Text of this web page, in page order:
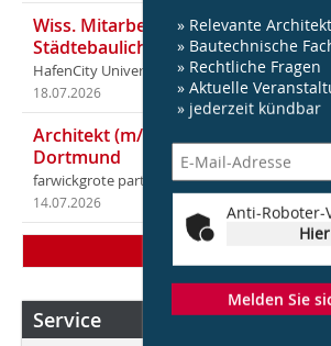
» Relevante
» Bautechnische
» Rechtliche Fragen
» Aktuelle
» jederzeit kündbar
Anti-
Melden Sie
Wiss. Mitarbeiter:in – Architektur
Städtebaulicher Entwurf (m/w/d)
HafenCity Universität Hamburg
18.07.2026
Architekt (m/w/d) für LPH 1-5 in
Dortmund
farwickgrote partner Architekten BDA
in Ahaus
14.07.2026
Service